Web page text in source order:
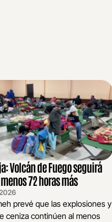
Volcán de Fuego seguirá
72 horas más
prevé que las explosiones y
ceniza continúen al menos